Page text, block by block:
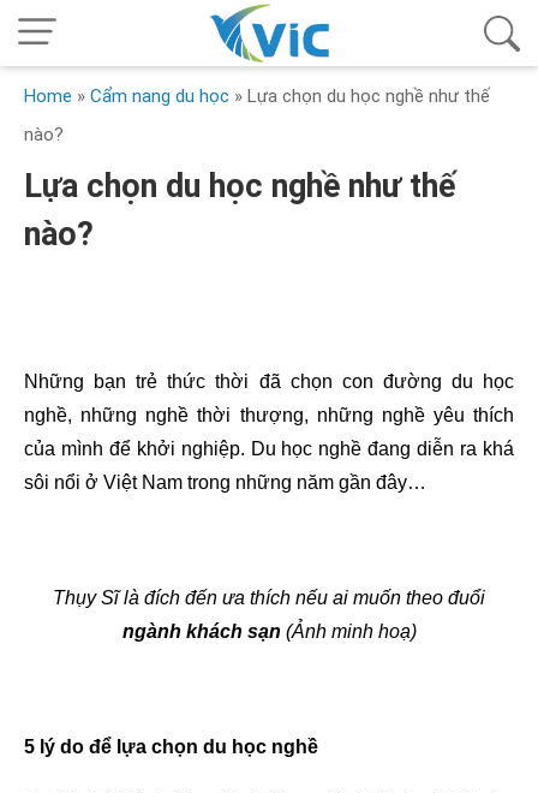
Home » Cẩm nang du học » Lựa chọn du học nghề như thế
nào?
Lựa chọn du học nghề như thế
nào?
Những bạn trẻ thức thời đã chọn con đường du học
nghề, những nghề thời thượng, những nghề yêu thích
của mình để khởi nghiệp. Du học nghề đang diễn ra khá
sôi nổi ở Việt Nam trong những năm gần đây…
Thụy Sĩ là đích đến ưa thích nếu ai muốn theo đuổi
ngành khách sạn (Ảnh minh hoạ)
5 lý do để lựa chọn du học nghề